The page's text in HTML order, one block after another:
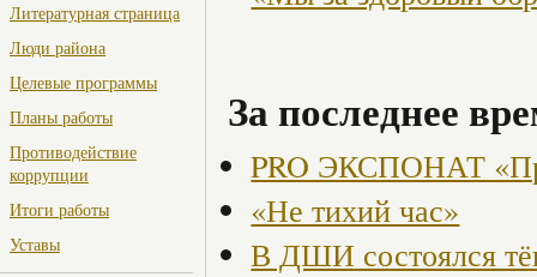
Литературная страница
Люди района
Целевые программы
Планы работы
Противодействие
коррупции
Итоги работы
Уставы
За последнее
PRO ЭКСПОНАТ
«Не тихий час»
В ДШИ состоялся